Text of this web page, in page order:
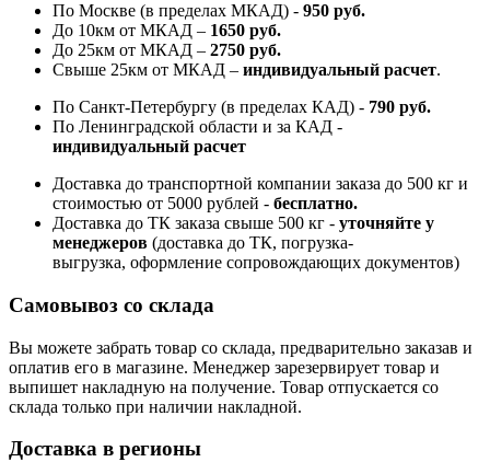
По Москве (в пределах МКАД) - 950 руб.
До 10км от МКАД – 1650 руб.
До 25км от МКАД – 2750 руб.
Свыше 25км от МКАД – индивидуальный расчет.
По Санкт-Петербургу (в пределах КАД) - 790 руб.
По Ленинградской области и за КАД -
индивидуальный расчет
Доставка до транспортной компании заказа до 500 кг и
стоимостью от 5000 рублей - бесплатно.
Доставка до ТК заказа свыше 500 кг - уточняйте у
менеджеров (доставка до ТК, погрузка-
выгрузка, оформление сопровождающих документов)
Самовывоз со склада
Вы можете забрать товар со склада, предварительно заказав и
оплатив его в магазине. Менеджер зарезервирует товар и
выпишет накладную на получение. Товар отпускается со
склада только при наличии накладной.
Доставка в регионы